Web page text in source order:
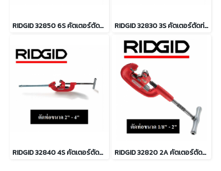
RIDGID 32850 6S คัตเตอร์ตัดท่อสำหรับงานหนัก ตัดท่อ 4 - 6นิ้ว RIDGID 32830 3S คัตเตอร์ตัดท่อ สำหรับงานหนัก ตัดท่อ 1-3 นิ้ว
RIDGID 32840 4S คัตเตอร์ตัดท่อสำหรับงานหนัก ตัดท่อ 2 - 4นิ้ว RIDGID 32820 2A คัตเตอร์ตัดท่อ งานหนัก ตัดท่อขนาด 1/8" - 2"